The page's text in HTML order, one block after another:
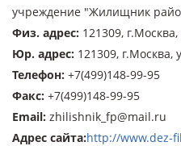
учреждение "Жилищник
Физ. адрес: 121309,
Юр. адрес: 121309, г.Москва,
Телефон: +7(499)148-99-95
Факс: +7(499)148-99-95
Email: zhilishnik_fp@mail.ru
Адрес сайта:http://www.dez-